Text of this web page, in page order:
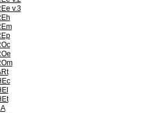
v.3